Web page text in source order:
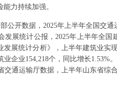
力持续加强。
公开数据，2025年上半年全国交
发展统计公报，2025年上半年全
发展统计分析》，上半年建筑业
企业154,218个，同比增长1.53%
交通运输厅数据，上半年山东省综